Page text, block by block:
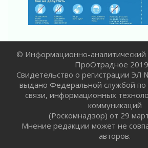
В музей всей семьёй
01 августа 2026
01 августа 2026
Не женское это дело...уверены?
Все силы в кулак
01 августа 2026
01 августа 2026
Один в поле — не воин
© Информационно-аналитический
ПроОтрадное 2019
Свидетельство о регистрации
выдано Федеральной службой по
связи, информационных
коммуникаций
(Роскомнадзор) от 29
Мнение редакции может не
авторов.